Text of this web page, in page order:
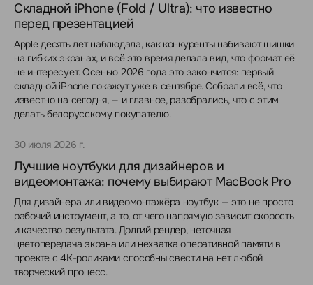
Складной iPhone (Fold / Ultra): что известно
перед презентацией
Apple десять лет наблюдала, как конкуренты набивают шишки
на гибких экранах, и всё это время делала вид, что формат её
не интересует. Осенью 2026 года это закончится: первый
складной iPhone покажут уже в сентябре. Собрали всё, что
известно на сегодня, — и главное, разобрались, что с этим
делать белорусскому покупателю.
30 июля 2026 г.
Лучшие ноутбуки для дизайнеров и
видеомонтажа: почему выбирают MacBook Pro
Для дизайнера или видеомонтажёра ноутбук — это не просто
рабочий инструмент, а то, от чего напрямую зависит скорость
и качество результата. Долгий рендер, неточная
цветопередача экрана или нехватка оперативной памяти в
проекте с 4K-роликами способны свести на нет любой
творческий процесс.